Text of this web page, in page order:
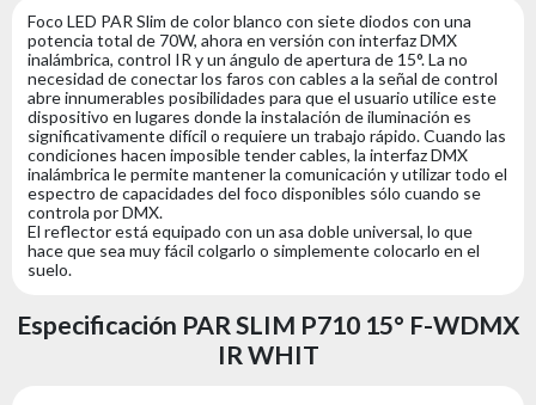
Foco LED PAR Slim de color blanco con siete diodos con una
potencia total de 70W, ahora en versión con interfaz DMX
inalámbrica, control IR y un ángulo de apertura de 15°. La no
necesidad de conectar los faros con cables a la señal de control
abre innumerables posibilidades para que el usuario utilice este
dispositivo en lugares donde la instalación de iluminación es
significativamente difícil o requiere un trabajo rápido. Cuando las
condiciones hacen imposible tender cables, la interfaz DMX
inalámbrica le permite mantener la comunicación y utilizar todo el
espectro de capacidades del foco disponibles sólo cuando se
controla por DMX.
El reflector está equipado con un asa doble universal, lo que
hace que sea muy fácil colgarlo o simplemente colocarlo en el
suelo.
Especificación PAR SLIM P710 15° F-WDMX
IR WHIT